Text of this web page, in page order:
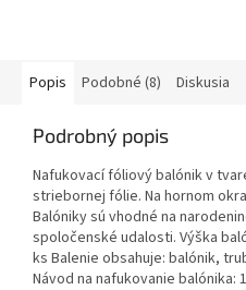
Popis Podobné (8) Diskusia
Podrobný popis
Nafukovací fóliový balónik v
striebornej fólie. Na hornom
Balóniky sú vhodné na
spoločenské udalosti. Výška
ks Balenie obsahuje: balónik,
Návod na nafukovanie balónika: